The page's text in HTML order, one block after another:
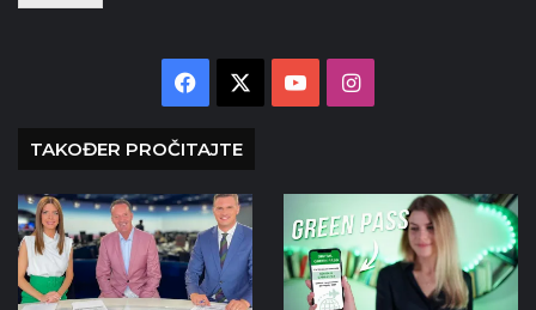
Facebook YouTubeInstagram
TAKOĐER PROČITAJTE